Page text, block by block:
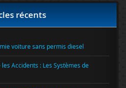
récents
voiture sans permis diesel
Accidents : Les Systèmes de